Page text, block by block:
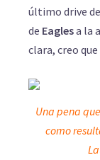
último drive
de Eaglesa la
clara, creo
Una pena
como